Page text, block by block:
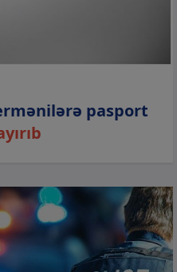
pasport